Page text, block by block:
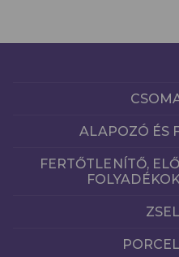
ALAPOZÓ ÉS
FERTŐTLENÍTŐ,